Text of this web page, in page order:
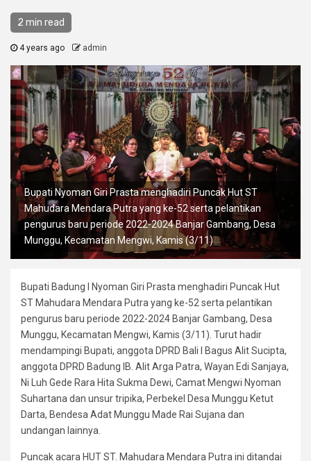
2 min read
4 years ago admin
Bupati Nyoman Giri Prasta menghadiri Puncak Hut ST
Mahudara Mendara Putra yang ke-52 serta pelantikan
pengurus baru periode 2022-2024 Banjar Gambang, Desa
Munggu, Kecamatan Mengwi, Kamis (3/11)
Bupati Badung I Nyoman Giri Prasta menghadiri Puncak Hut
ST Mahudara Mendara Putra yang ke-52 serta pelantikan
pengurus baru periode 2022-2024 Banjar Gambang, Desa
Munggu, Kecamatan Mengwi, Kamis (3/11). Turut hadir
mendampingi Bupati, anggota DPRD Bali I Bagus Alit Sucipta,
anggota DPRD Badung IB. Alit Arga Patra, Wayan Edi Sanjaya,
Ni Luh Gede Rara Hita Sukma Dewi, Camat Mengwi Nyoman
Suhartana dan unsur tripika, Perbekel Desa Munggu Ketut
Darta, Bendesa Adat Munggu Made Rai Sujana dan
undangan lainnya.
Puncak acara HUT ST. Mahudara Mendara Putra ini ditandai